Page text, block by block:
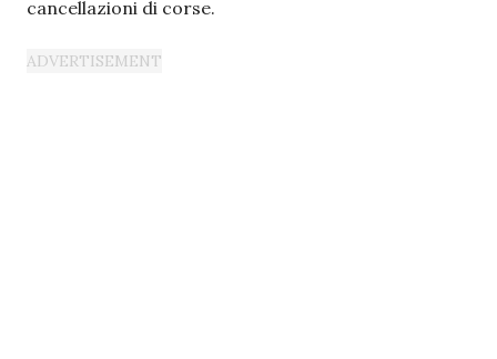
cancellazioni di corse.